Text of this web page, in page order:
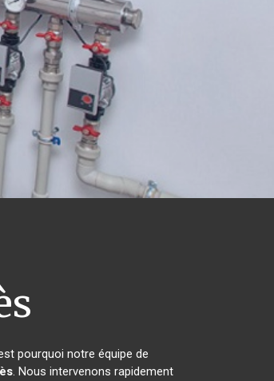
pourquoi notre équipe de
. Nous intervenons rapidement